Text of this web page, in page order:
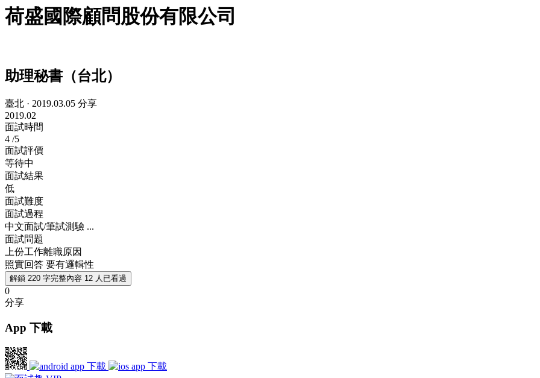
荷盛國際顧問股份有限公司
助理秘書（台北）
臺北 · 2019.03.05 分享
2019.02
面試時間
4 /5
面試評價
等待中
面試結果
低
面試難度
面試過程
中文面試/筆試測驗 ...
面試問題
上份工作離職原因
照實回答 要有邏輯性
解鎖 220 字完整內容 12 人已看過
0
分享
App 下載